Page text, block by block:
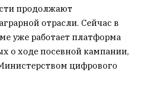
продолжают
отрасли. Сейчас в
уже работает платформа
о ходе посевной кампании,
цифрового